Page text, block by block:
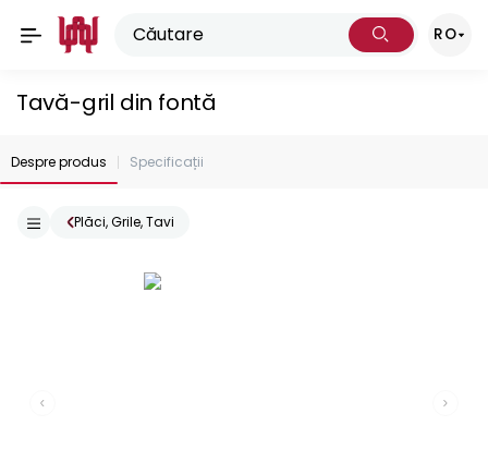
RO
Tavă-gril din fontă
Despre produs Specificații
Plăci, Grile, Tavi